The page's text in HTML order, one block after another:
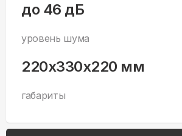
до 46 дБ
уровень шума
220x330x220 мм
габариты